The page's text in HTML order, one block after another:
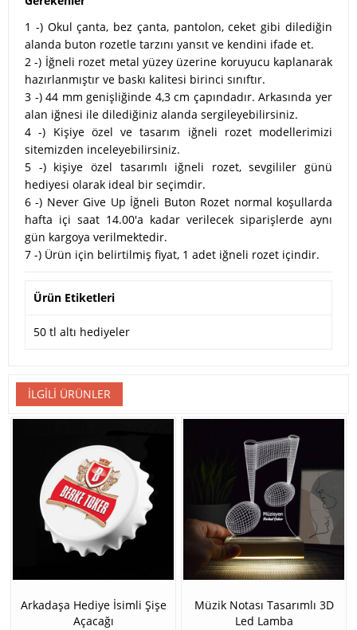
1 -) Okul çanta, bez çanta, pantolon, ceket gibi dilediğin
alanda buton rozetle tarzını yansıt ve kendini ifade et.
2 -) İğneli rozet metal yüzey üzerine koruyucu kaplanarak
hazırlanmıştır ve baskı kalitesi birinci sınıftır.
3 -) 44 mm genişliğinde 4,3 cm çapındadır. Arkasında yer
alan iğnesi ile dilediğiniz alanda sergileyebilirsiniz.
4 -) Kişiye özel ve tasarım iğneli rozet modellerimizi
sitemizden inceleyebilirsiniz.
5 -) kişiye özel tasarımlı iğneli rozet, sevgililer günü
hediyesi olarak ideal bir seçimdir.
6 -) Never Give Up İğneli Buton Rozet normal koşullarda
hafta içi saat 14.00'a kadar verilecek siparişlerde aynı
gün kargoya verilmektedir.
7 -) Ürün için belirtilmiş fiyat, 1 adet iğneli rozet içindir.
Ürün Etiketleri
50 tl altı hediyeler
İLGILI ÜRÜNLER
Arkadaşa Hediye İsimli Şişe
Açacağı
Müzik Notası Tasarımlı 3D
Led Lamba